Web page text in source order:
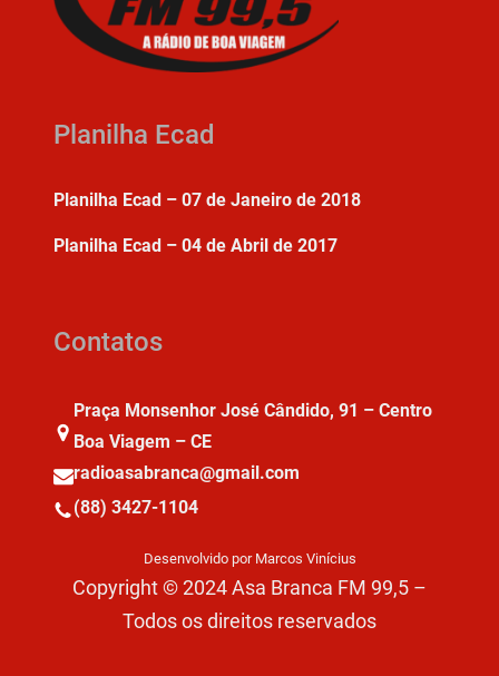
Planilha Ecad
Planilha Ecad – 07 de Janeiro de 2018
Planilha Ecad – 04 de Abril de 2017
Contatos
Praça Monsenhor José Cândido, 91 – Centro
Boa Viagem – CE
radioasabranca@gmail.com
(88) 3427-1104
Desenvolvido por Marcos Vinícius
Copyright © 2024 Asa Branca FM 99,5 –
Todos os direitos reservados